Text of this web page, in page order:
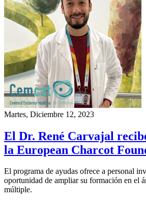
Martes, Diciembre 12, 2023
El Dr. René Carvajal
la European Charcot
El programa de ayudas ofrece a personal
oportunidad de ampliar su formación en el
múltiple.